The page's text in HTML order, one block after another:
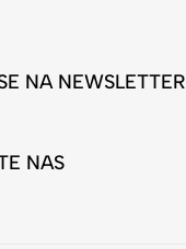
NA NEWSLETTER
NAS